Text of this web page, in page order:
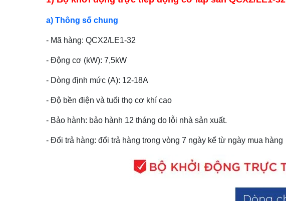
a) Thông số chung
- Mã hàng: QCX2/LE1-32
- Động cơ (kW): 7,5kW
- Dòng định mức (A): 12-18A
- Độ bền điện và tuổi thọ cơ khí cao
- Bảo hành: bảo hành 12 tháng do lỗi nhà sản xuất.
- Đổi trả hàng: đổi trả hàng trong vòng 7 ngày kể từ ngày mua hàng